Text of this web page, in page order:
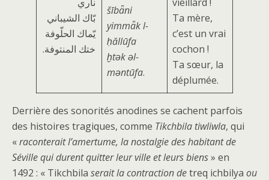
بّاك الشیباني
یّماك الحلّوفة
.ختك المنتوفة
šībǟni
yimmǟk l-
ḥăllūfa
ḫtǝk ǝl-
mǝntūfa.
Ta mère,
c’est un vrai
cochon !
Ta sœur, la
déplumée.
Derrière des sonorités anodines se cachent parfois
des histoires tragiques, comme Tikchbila tiwliwla, qui
«raconterait l’amertume, la nostalgie des habitant de
Séville qui durent quitter leur ville et leurs biens» en
1492 : « Tikchbila serait la contraction detreq ichbilya ou